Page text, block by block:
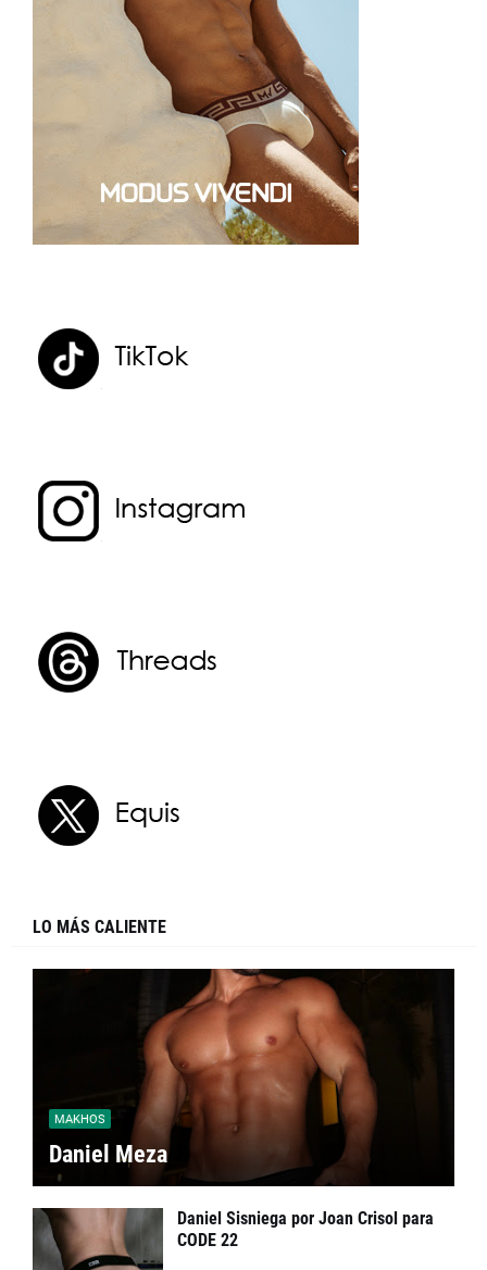
LO MÁS CALIENTE
MAKHOS
Daniel Meza
Daniel Sisniega por Joan Crisol para
CODE 22